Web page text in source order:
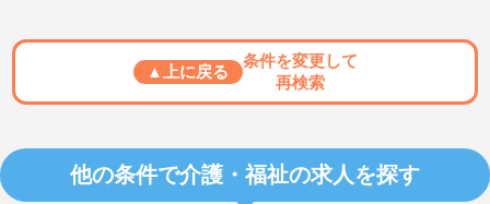
▲上に戻る
条件を変更して
再検索
他の条件で介護・福祉の求人を探す